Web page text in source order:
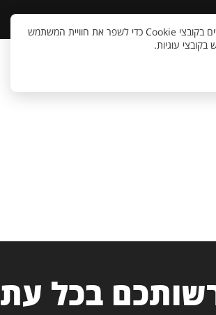
בכל עת
אנו משתמשים בקובצי Cookie כדי לשפר את חוויית המשתמש
עוגיות.